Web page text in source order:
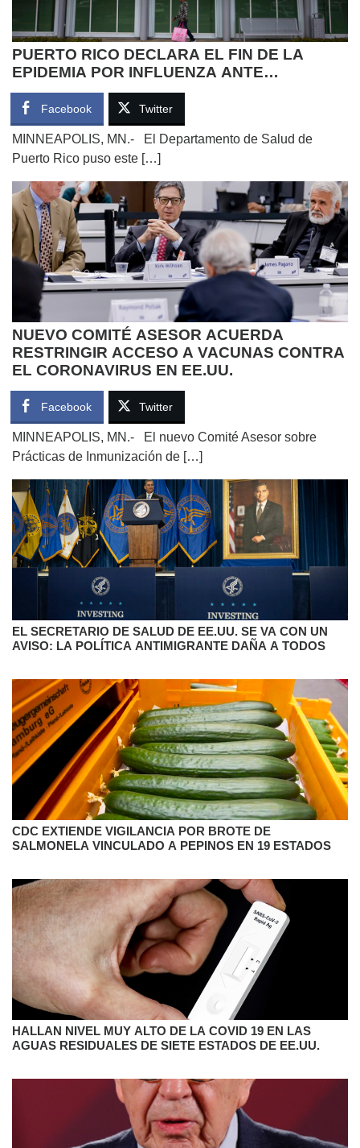
PUERTO RICO DECLARA EL FIN DE LA
EPIDEMIA POR INFLUENZA ANTE
DESCENSO DE CASOS
Facebook Twitter
MINNEAPOLIS, MN.- El Departamento de Salud de
Puerto Rico puso este […]
NUEVO COMITÉ ASESOR ACUERDA
RESTRINGIR ACCESO A VACUNAS CONTRA
EL CORONAVIRUS EN EE.UU.
Facebook Twitter
MINNEAPOLIS, MN.- El nuevo Comité Asesor sobre
Prácticas de Inmunización de […]
EL SECRETARIO DE SALUD DE EE.UU. SE VA CON UN
AVISO: LA POLÍTICA ANTIMIGRANTE DAÑA A TODOS
CDC EXTIENDE VIGILANCIA POR BROTE DE
SALMONELA VINCULADO A PEPINOS EN 19 ESTADOS
HALLAN NIVEL MUY ALTO DE LA COVID 19 EN LAS
AGUAS RESIDUALES DE SIETE ESTADOS DE EE.UU.